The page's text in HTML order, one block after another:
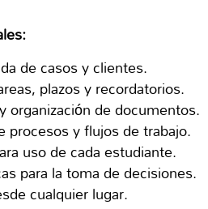
de casos y clientes.
plazos y recordatorios.
organización de documentos.
procesos y flujos de trabajo.
uso de cada estudiante.
para la toma de decisiones.
cualquier lugar.